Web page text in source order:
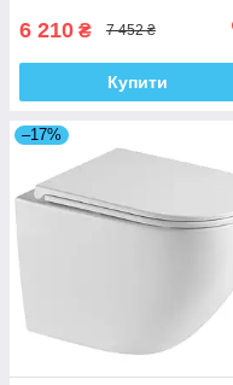
6 210 ₴ 7 452 ₴
Купити
–17%